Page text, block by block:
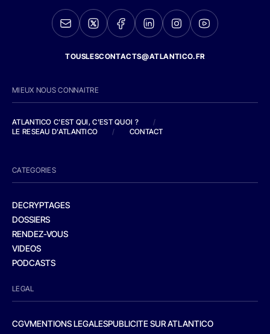
TOUSLESCONTACTS@ATLANTICO.FR
MIEUX NOUS CONNAITRE
ATLANTICO C'EST QUI, C'EST QUOI ?
/
LE RESEAU D'ATLANTICO
/ CONTACT
CATEGORIES
DECRYPTAGES
DOSSIERS
RENDEZ-VOUS
VIDEOS
PODCASTS
LEGAL
CGVMENTIONS LEGALESPUBLICITE SUR ATLANTICO